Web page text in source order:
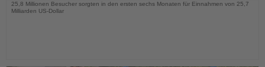
25,8 Millionen Besucher sorgten in den ersten sechs Monaten für Einnahmen von 25,7
Milliarden US-Dollar